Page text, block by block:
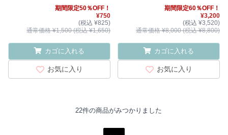
期間限定50％OFF！
¥750
(税込 ¥825)
通常価格 ¥1,500 (税込 ¥1,650)
カゴに入れる
お気に入り
期間限定60％OFF！
¥3,200
(税込 ¥3,520)
通常価格 ¥8,000 (税込 ¥8,800)
カゴに入れる
お気に入り
22件の商品がみつかりました